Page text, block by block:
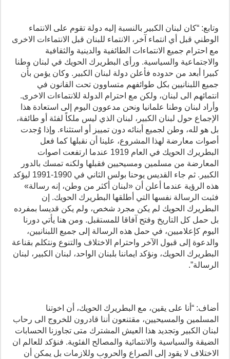
وتابع: “كان لبنان الكبير بالنسبة إليه دولة تقوم على الانتماء
الوطني قبل أي انتماء آخر، الانتماء للبنان قبل الانتماءات الاخرى
مع احترام جميع الانتماءات الطائفية والدينية والثقافية
والاجتماعية والسياسية. ورأى البطريرك الحويك في لبنان وطنا
كبيرا أبعد من حدوده فأعلن دولة لبنان الكبير. وكان يؤمن بأن
جميع اللبنانيين بكل طوائفهم متساوون تحت القانون في
انتمائهم الى لبنان، ولكن مع احترام الدولة للانتماءات الاخرى.
وأراد لبنان وطنا علمانيا ونحن مدعوون اليوم إلى استعادة هذا
الإجماع حول لبنان الكبير، لبنان الذي ليس ملكاً لفئة أو طائفة،
بل هو لله، وطن لجميع أبنائه دون تمييز أو استثناء. وإذا وُجدت
أصوات معارضة لهذا المشروع، علينا أن نقبلها كما فعل
البطريرك الحويك في العام 1919 عندما ارتفعت اصوات
المعارضة من مسلمين ومسيحيين فقبلها ولكنه تمسك بالدور
الكبير. ثم جاء القديس يوحنا بولس الثاني في 1990-1991 ليؤكد
هذه الرؤية عندما أعلن أن «لبنان أكثر من وطن، إنه رسالة»
فثبت الرسالة نفسها التي أطلقها البطريرك الحويك. إن
البطريرك الحويك لم يكن مجرد شخص، ولم يكن قديسا بمفرده
بل حمل كل التاريخ وفتح آفاقا للمستقبل. ومن هنا يأتي دورنا
اليوم كإعلاميين، في حمل هذه الرسالة إلى جميع اللبنانيين،
والدعوة إلى قبول الآخر واحترام الاختلاف والتنوع ونتكلم بقناعة
البطريرك الحويك، ونؤكد ايماننا بلبنان الواحد، لبنان الكبير، لبنان
الرسالة”.
أضاف: “أنا على يقين، مع البطريرك الحويك، أن اخوتنا
المسلمين والمسيحيين، مقتنعون أننا قادرون للخروج الى رحاب
لبنان الكبير وتجديد هذا العيش المشترك متى تجاوزنا الحسابات
الضيقة والسياسية والانتمائية والمصالح الفئوية. فنؤكد للعالم ان
الاختلاف لا يقود إلى الصراع والحروب وللازمات بل يمكن أن